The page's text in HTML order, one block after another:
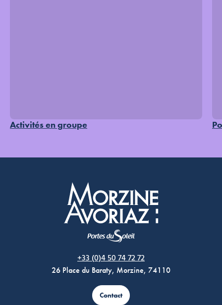
Activités en groupe
+33 (0)4 50 74 72 72
26 Place du Baraty, Morzine, 74110
Contact